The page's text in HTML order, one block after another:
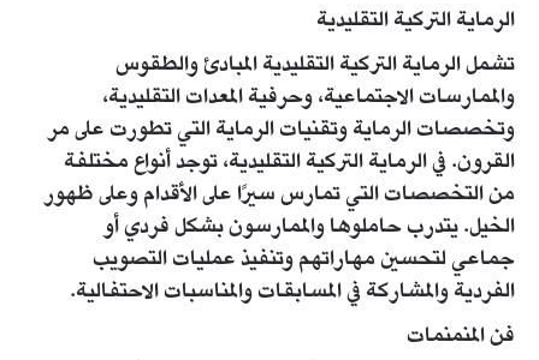
الرماية التركية التقليدية
تشمل الرماية التركية التقليدية المبادئ والطقوس
والممارسات الاجتماعية، وحرفية المعدات التقليدية،
وتخصصات الرماية وتقنيات الرماية التي تطورت على مر
القرون. في الرماية التركية التقليدية، توجد أنواع مختلفة
من التخصصات التي تمارس سيرًا على الأقدام وعلى ظهور
الخيل. يتدرب حاملوها والممارسون بشكل فردي أو
جماعي لتحسين مهاراتهم وتنفيذ عمليات التصويب
الفردية والمشاركة في المسابقات والمناسبات الاحتفالية.
فن المنمنمات